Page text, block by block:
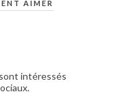
AIMER
intéressés